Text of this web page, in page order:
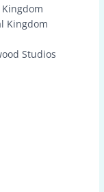
Kingdom
Kingdom
Studios